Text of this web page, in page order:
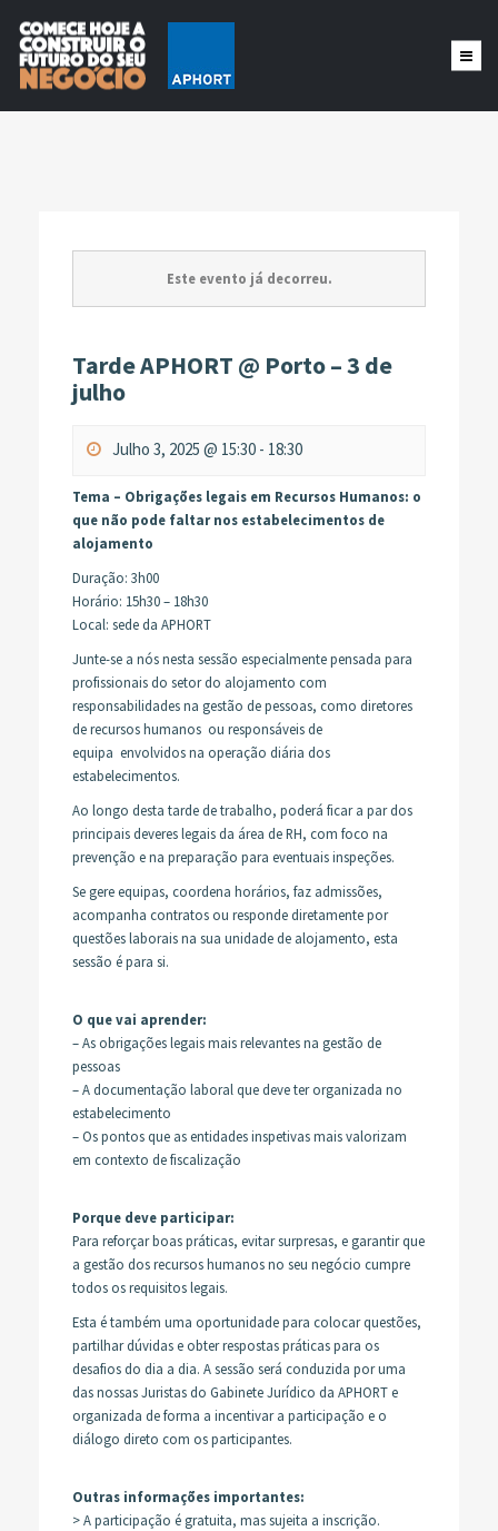
Este evento já decorreu.
Tarde APHORT @ Porto – 3 de
julho
Julho 3, 2025 @ 15:30 - 18:30
Tema – Obrigações legais em Recursos Humanos: o
que não pode faltar nos estabelecimentos de
alojamento
Duração: 3h00
Horário: 15h30 – 18h30
Local: sede da APHORT
Junte-se a nós nesta sessão especialmente pensada para
profissionais do setor do alojamento com
responsabilidades na gestão de pessoas, como diretores
de recursos humanos ou responsáveis de
equipa envolvidos na operação diária dos
estabelecimentos.
Ao longo desta tarde de trabalho, poderá ficar a par dos
principais deveres legais da área de RH, com foco na
prevenção e na preparação para eventuais inspeções.
Se gere equipas, coordena horários, faz admissões,
acompanha contratos ou responde diretamente por
questões laborais na sua unidade de alojamento, esta
sessão é para si.
O que vai aprender:
– As obrigações legais mais relevantes na gestão de
pessoas
– A documentação laboral que deve ter organizada no
estabelecimento
– Os pontos que as entidades inspetivas mais valorizam
em contexto de fiscalização
Porque deve participar:
Para reforçar boas práticas, evitar surpresas, e garantir que
a gestão dos recursos humanos no seu negócio cumpre
todos os requisitos legais.
Esta é também uma oportunidade para colocar questões,
partilhar dúvidas e obter respostas práticas para os
desafios do dia a dia. A sessão será conduzida por uma
das nossas Juristas do Gabinete Jurídico da APHORT e
organizada de forma a incentivar a participação e o
diálogo direto com os participantes.
Outras informações importantes:
> A participação é gratuita, mas sujeita a inscrição.